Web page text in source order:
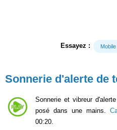
Essayez : Mobile
Sonnerie d'alerte de
Sonnerie et vibreur
posé dans une mains.
00:20.